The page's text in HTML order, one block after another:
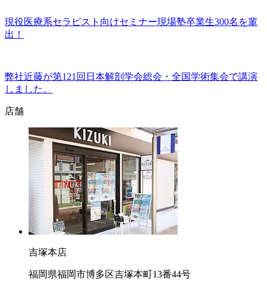
現役医療系セラピスト向けセミナー現場塾卒業生300名を輩
出！
弊社近藤が第121回日本解剖学会総会・全国学術集会で講演
しました。
店舗
吉塚本店
福岡県福岡市博多区吉塚本町13番44号